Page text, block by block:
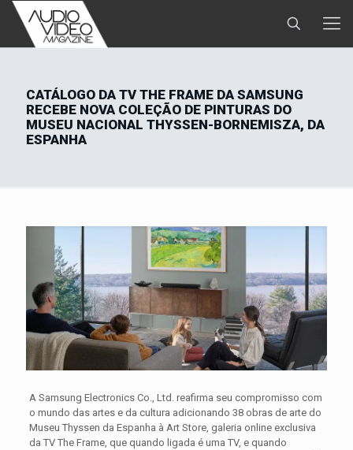
CATÁLOGO DA TV THE FRAME DA SAMSUNG
RECEBE NOVA COLEÇÃO DE PINTURAS DO
MUSEU NACIONAL THYSSEN-BORNEMISZA, DA
ESPANHA
A Samsung Electronics Co., Ltd. reafirma seu compromisso com
o mundo das artes e da cultura adicionando 38 obras de arte do
Museu Thyssen da Espanha à Art Store, galeria online exclusiva
da TV The Frame, que quando ligada é uma TV, e quando